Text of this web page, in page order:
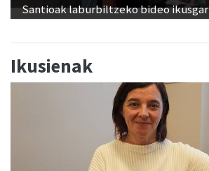
Santioak laburbiltzeko bideo
Ikusienak